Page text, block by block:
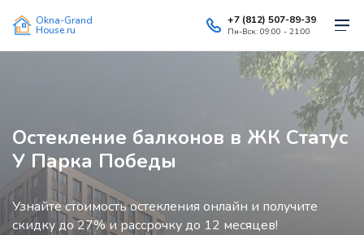
Okna-Grand
House.ru
+7 (812) 507-89-39
Пн-Вск: 09:00 - 21:00
Остекление балконов в ЖК Статус
У Парка Победы
Узнайте стоимость остекления онлайн и получите
скидку до 27% и рассрочку до 12 месяцев!